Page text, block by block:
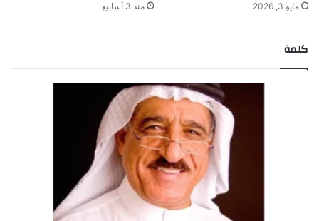
مايو 3, 2026 منذ 3 أسابيع
كلمة